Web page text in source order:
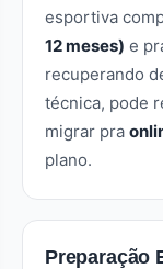
esportiva
12 meses) e
recuperando
técnica, pode
migrar pra
plano.
Preparação